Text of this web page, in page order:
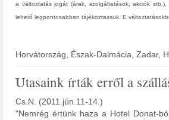
a változtatás jogát (árak, szolgáltatások, akciók
lehető legpontosabban tájékoztassuk. E
Horvátország, Észak-Dalmácia, Zadar,
Utasaink írták erről a
Cs.N. (2011.jún.11-14.)
" Nemrég értünk haza a Hotel Donat-